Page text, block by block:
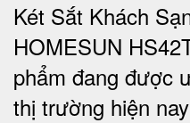
Két Sắt Khách
HOMESUN
phẩm đang được
thị trường hiện nay